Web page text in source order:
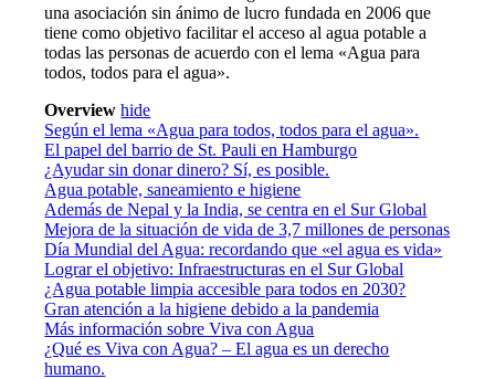
una asociación sin ánimo de lucro fundada en 2006 que
tiene como objetivo facilitar el acceso al agua potable a
todas las personas de acuerdo con el lema «Agua para
todos, todos para el agua».
Overview hide
Según el lema «Agua para todos, todos para el agua».
El papel del barrio de St. Pauli en Hamburgo
¿Ayudar sin donar dinero? Sí, es posible.
Agua potable, saneamiento e higiene
Además de Nepal y la India, se centra en el Sur Global
Mejora de la situación de vida de 3,7 millones de personas
Día Mundial del Agua: recordando que «el agua es vida»
Lograr el objetivo: Infraestructuras en el Sur Global
¿Agua potable limpia accesible para todos en 2030?
Gran atención a la higiene debido a la pandemia
Más información sobre Viva con Agua
¿Qué es Viva con Agua? – El agua es un derecho
humano.